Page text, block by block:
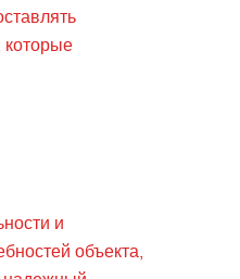
которые
и
объекта,